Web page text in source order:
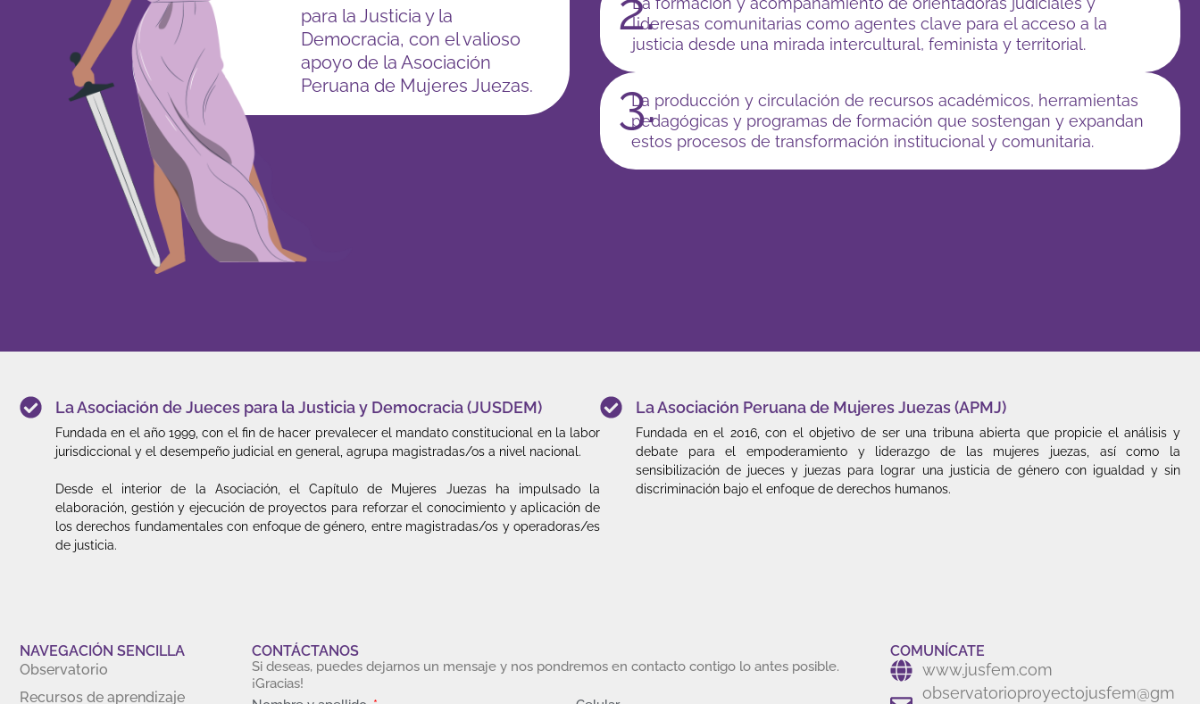
para la Justicia y la
Democracia, con el valioso
apoyo de la Asociación
Peruana de Mujeres Juezas.
lideresas comunitarias como agentes clave para el acceso a la
justicia desde una mirada intercultural, feminista y territorial.
3.
La producción y circulación de recursos académicos, herramientas
pedagógicas y programas de formación que sostengan y expandan
estos procesos de transformación institucional y comunitaria.
La Asociación de Jueces para la Justicia y Democracia (JUSDEM)
Fundada en el año 1999, con el fin de hacer prevalecer el mandato constitucional en la labor
jurisdiccional y el desempeño judicial en general, agrupa magistradas/os a nivel nacional.
Desde el interior de la Asociación, el Capítulo de Mujeres Juezas ha impulsado la
elaboración, gestión y ejecución de proyectos para reforzar el conocimiento y aplicación de
los derechos fundamentales con enfoque de género, entre magistradas/os y operadoras/es
de justicia.
La Asociación Peruana de Mujeres Juezas (APMJ)
Fundada en el 2016, con el objetivo de ser una tribuna abierta que propicie el análisis y
debate para el empoderamiento y liderazgo de las mujeres juezas, así como la
sensibilización de jueces y juezas para lograr una justicia de género con igualdad y sin
discriminación bajo el enfoque de derechos humanos.
NAVEGACIÓN SENCILLA
Observatorio
Recursos de aprendizaje
CONTÁCTANOS
Si deseas, puedes dejarnos un mensaje y nos pondremos en contacto contigo lo antes posible.
¡Gracias!
COMUNÍCATE
www.jusfem.com
observatorioproyectojusfem@gm